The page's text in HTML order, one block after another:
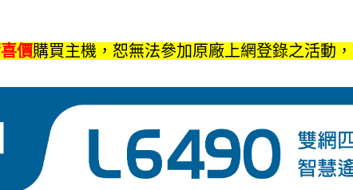
價購買主機，恕無法參加原廠上網登錄之活動